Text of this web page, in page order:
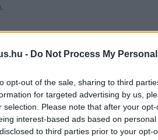
- Do Not Process My
opt-out of the sale, sharing to third
for targeted advertising by us,
selection. Please note that after your
interest-based ads based on
to third parties prior to your opt-
lesz majd Póknő? A
filmje kapcsán merült fel nemrég
ne örüljetek/bánkódjatok.